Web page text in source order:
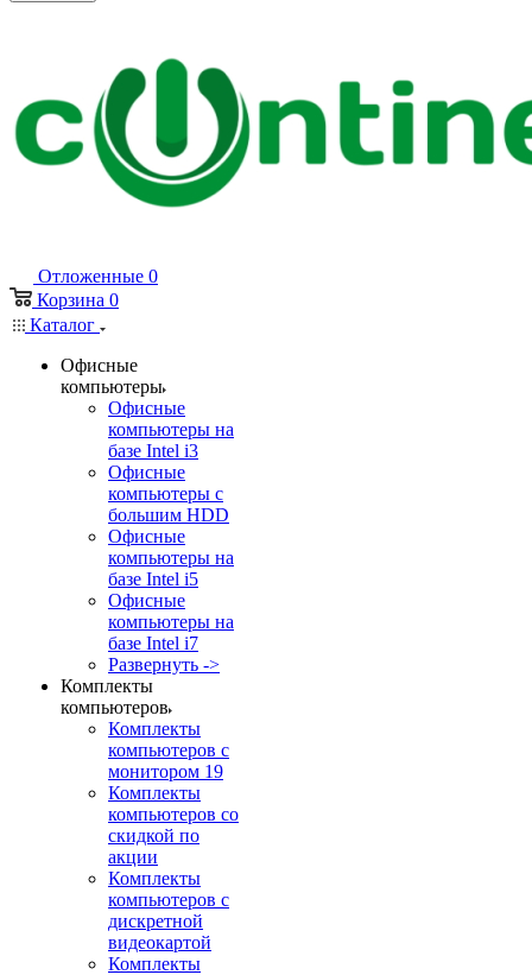
Отложенные 0
Корзина 0
Каталог
Офисные
компьютеры
Офисные
компьютеры на
базе Intel i3
Офисные
компьютеры с
большим HDD
Офисные
компьютеры на
базе Intel i5
Офисные
компьютеры на
базе Intel i7
Развернуть ->
Комплекты
компьютеров
Комплекты
компьютеров с
монитором 19
Комплекты
компьютеров со
скидкой по
акции
Комплекты
компьютеров с
дискретной
видеокартой
Комплекты